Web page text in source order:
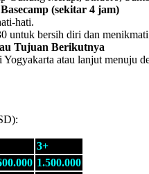
(sekitar 4 jam)
hati.
untuk bersih diri dan
Tujuan Berikutnya
atau lanjut menuju
3+
1.500.000